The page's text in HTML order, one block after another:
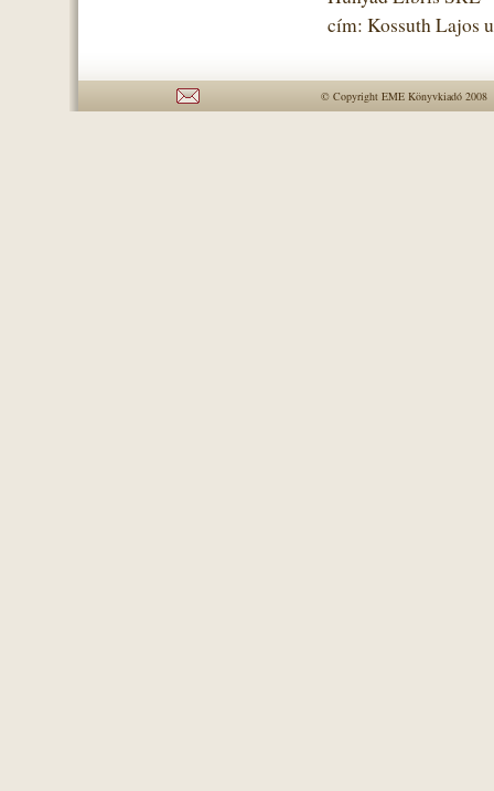
cím: Kossuth Lajos
© Copyright EME Könyvkiadó 2008